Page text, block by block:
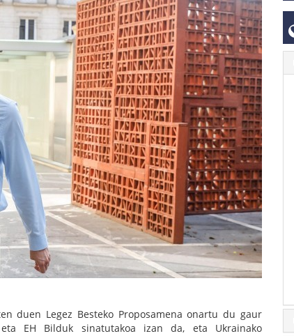
duen Legez Besteko Proposamena onartu du gaur
eta EH Bilduk sinatutakoa izan da, eta Ukrainako